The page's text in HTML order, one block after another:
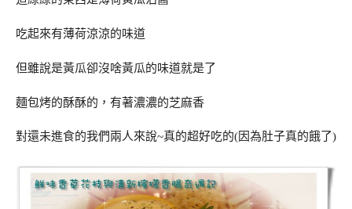
吃起來有薄荷涼涼的味道
但雖說是黃瓜卻沒啥黃瓜的味道就是了
麵包烤的酥酥的，有著濃濃的芝麻香
對還未進食的我們兩人來說~真的超好吃的(因為肚子真的餓了)